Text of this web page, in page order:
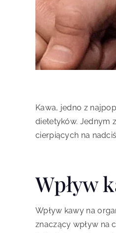
Kawa, jedno z
dietetyków. Jednym
cierpiących na
Wpływ
Wpływ kawy na
znaczący wpływ na